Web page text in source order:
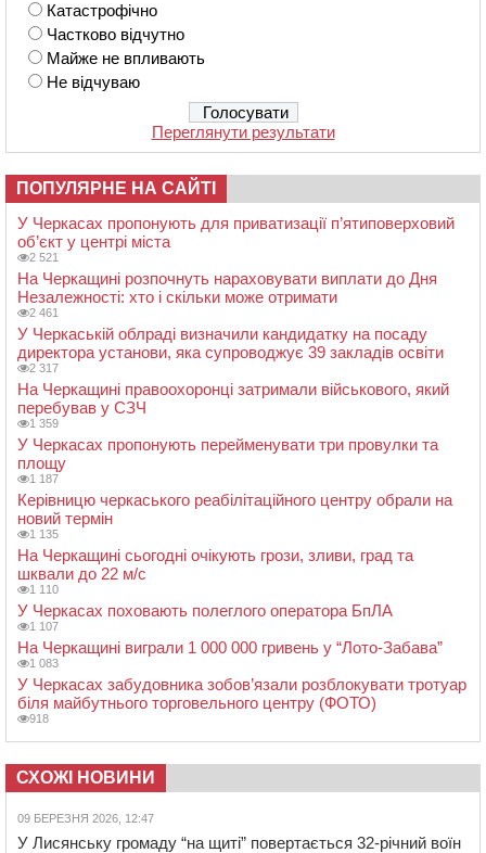
Катастрофічно
Частково відчутно
Майже не впливають
Не відчуваю
Переглянути результати
ПОПУЛЯРНЕ НА САЙТІ
У Черкасах пропонують для приватизації п’ятиповерховий
об’єкт у центрі міста
2 521
На Черкащині розпочнуть нараховувати виплати до Дня
Незалежності: хто і скільки може отримати
2 461
У Черкаській облраді визначили кандидатку на посаду
директора установи, яка супроводжує 39 закладів освіти
2 317
На Черкащині правоохоронці затримали військового, який
перебував у СЗЧ
1 359
У Черкасах пропонують перейменувати три провулки та
площу
1 187
Керівницю черкаського реабілітаційного центру обрали на
новий термін
1 135
На Черкащині сьогодні очікують грози, зливи, град та
шквали до 22 м/с
1 110
У Черкасах поховають полеглого оператора БпЛА
1 107
На Черкащині виграли 1 000 000 гривень у “Лото-Забава”
1 083
У Черкасах забудовника зобов’язали розблокувати тротуар
біля майбутнього торговельного центру (ФОТО)
918
СХОЖІ НОВИНИ
09 БЕРЕЗНЯ 2026, 12:47
У Лисянську громаду “на щиті” повертається 32-річний воїн